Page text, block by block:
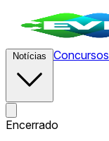
Concursos
Encerrado